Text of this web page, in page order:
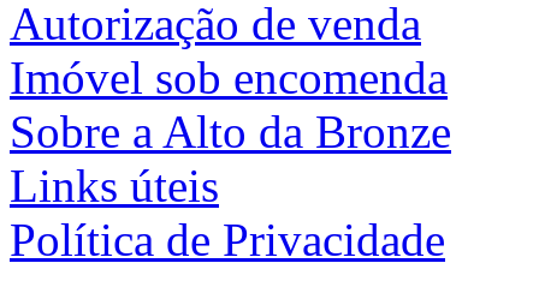
Autorização de venda
Imóvel sob encomenda
Sobre a Alto da Bronze
Links úteis
Política de Privacidade